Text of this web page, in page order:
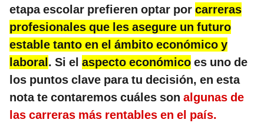
etapa escolar prefieren optar por carreras
profesionales que les asegure un futuro
estable tanto en el ámbito económico y
laboral. Si el aspecto económico es uno de
los puntos clave para tu decisión, en esta
nota te contaremos cuáles son algunas de
las carreras más rentables en el país.